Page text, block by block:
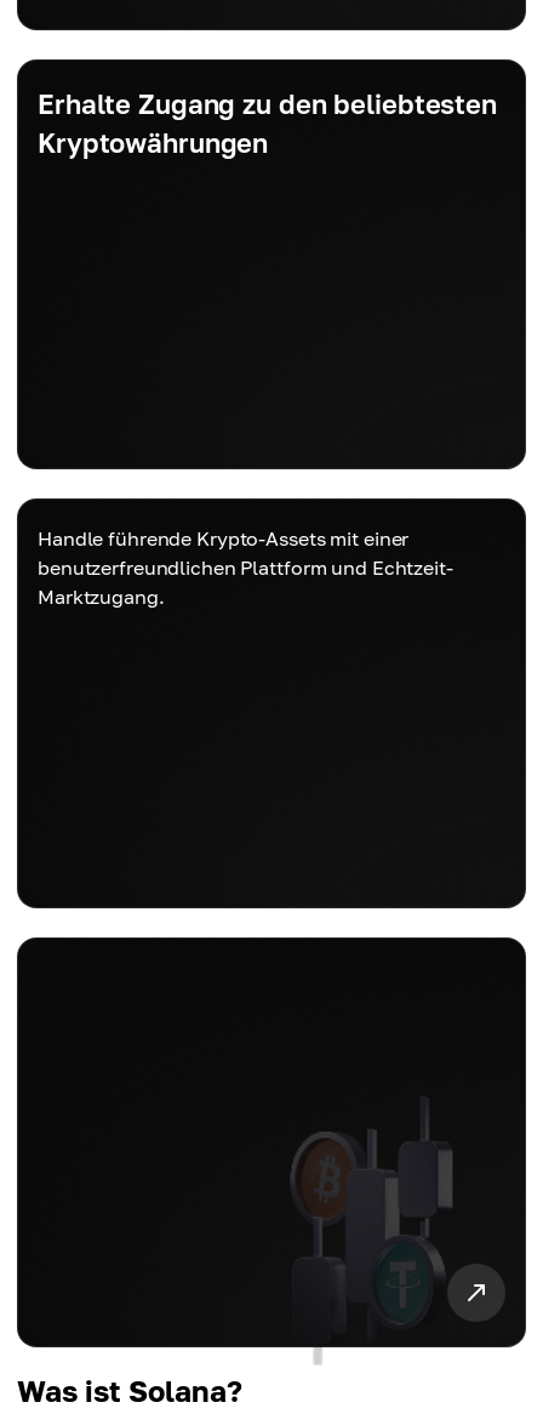
Erhalte Zugang zu den beliebtesten
Kryptowährungen
Handle führende Krypto-Assets mit einer
benutzerfreundlichen Plattform und Echtzeit-
Marktzugang.
Was ist Solana?